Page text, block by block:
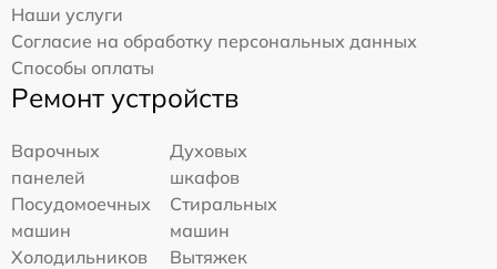
Наши услуги
Согласие на обработку персональных данных
Способы оплаты
Ремонт устройств
Варочных
панелей
Духовых
шкафов
Посудомоечных
машин
Стиральных
машин
Холодильников
Вытяжек